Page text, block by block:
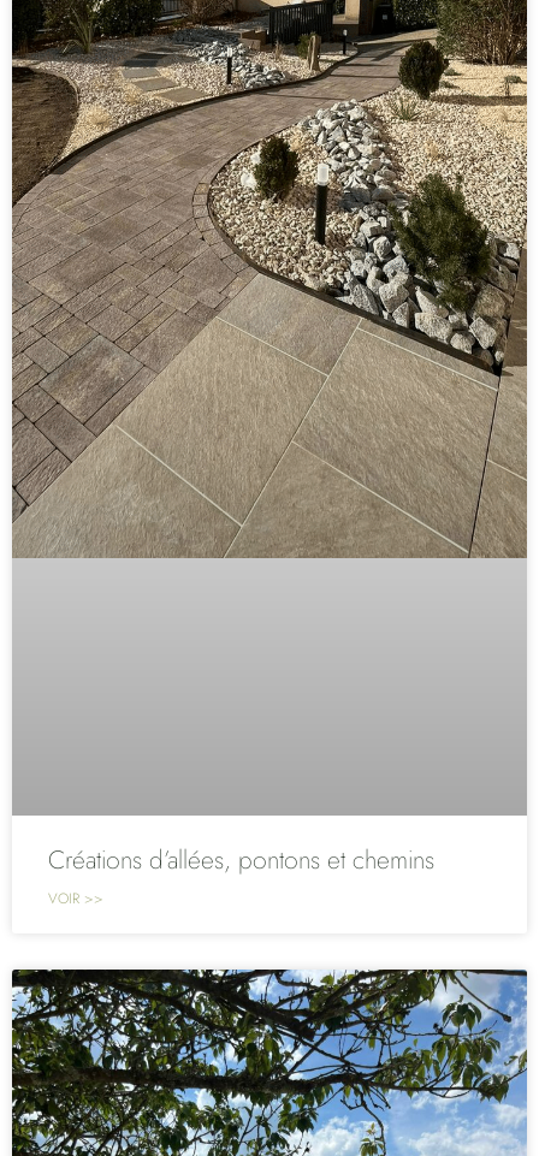
Créations d’allées, pontons et chemins
VOIR >>